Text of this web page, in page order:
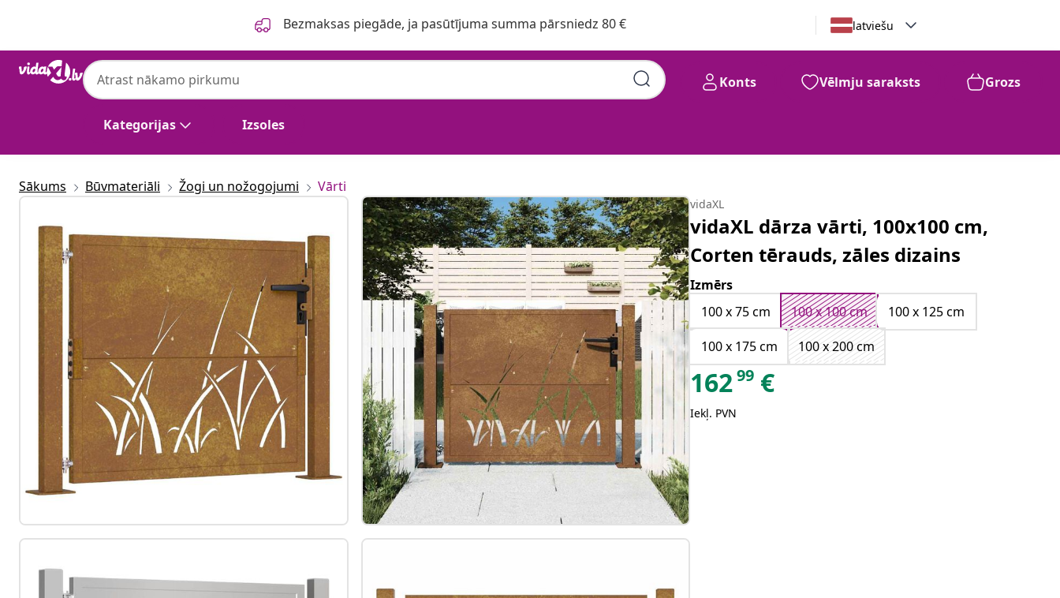
Bezmaksas piegāde, ja pasūtījuma summa pārsniedz 80 € latviešu
Kategorijas Izsoles
Konts Vēlmju saraksts Grozs
vidaXL €
Sākums Būvmateriāli Žogi un nožogojumi Vārti
vidaXL
vidaXL dārza vārti, 100x100 cm,
Corten tērauds, zāles dizains
Izmērs
100 x 75 cm
100 x 100 cm
100 x 125 cm
100 x 175 cm
100 x 200 cm
16299 €
Iekļ. PVN